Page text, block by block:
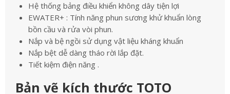
Hệ thống bảng điều khiển không dây tiện lợi
EWATER+ : Tính năng phun sương khử khuẩn lòng
bồn cầu và rửa vòi phun.
Nắp và bệ ngồi sử dụng vật liệu kháng khuẩn
Nắp bệt dễ dàng tháo rời lắp đặt.
Tiết kiệm điện năng .
Bản vẽ kích thước TOTO